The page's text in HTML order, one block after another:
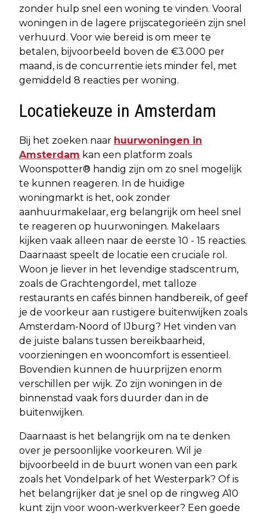
zonder hulp snel een woning te vinden. Vooral
woningen in de lagere prijscategorieën zijn snel
verhuurd. Voor wie bereid is om meer te
betalen, bijvoorbeeld boven de €3.000 per
maand, is de concurrentie iets minder fel, met
gemiddeld 8 reacties per woning.
Locatiekeuze in Amsterdam
Bij het zoeken naar huurwoningen in
Amsterdam kan een platform zoals
Woonspotter® handig zijn om zo snel mogelijk
te kunnen reageren. In de huidige
woningmarkt is het, ook zonder
aanhuurmakelaar, erg belangrijk om heel snel
te reageren op huurwoningen. Makelaars
kijken vaak alleen naar de eerste 10 - 15 reacties.
Daarnaast speelt de locatie een cruciale rol.
Woon je liever in het levendige stadscentrum,
zoals de Grachtengordel, met talloze
restaurants en cafés binnen handbereik, of geef
je de voorkeur aan rustigere buitenwijken zoals
Amsterdam-Noord of IJburg? Het vinden van
de juiste balans tussen bereikbaarheid,
voorzieningen en wooncomfort is essentieel.
Bovendien kunnen de huurprijzen enorm
verschillen per wijk. Zo zijn woningen in de
binnenstad vaak fors duurder dan in de
buitenwijken.
Daarnaast is het belangrijk om na te denken
over je persoonlijke voorkeuren. Wil je
bijvoorbeeld in de buurt wonen van een park
zoals het Vondelpark of het Westerpark? Of is
het belangrijker dat je snel op de ringweg A10
kunt zijn voor woon-werkverkeer? Een goede